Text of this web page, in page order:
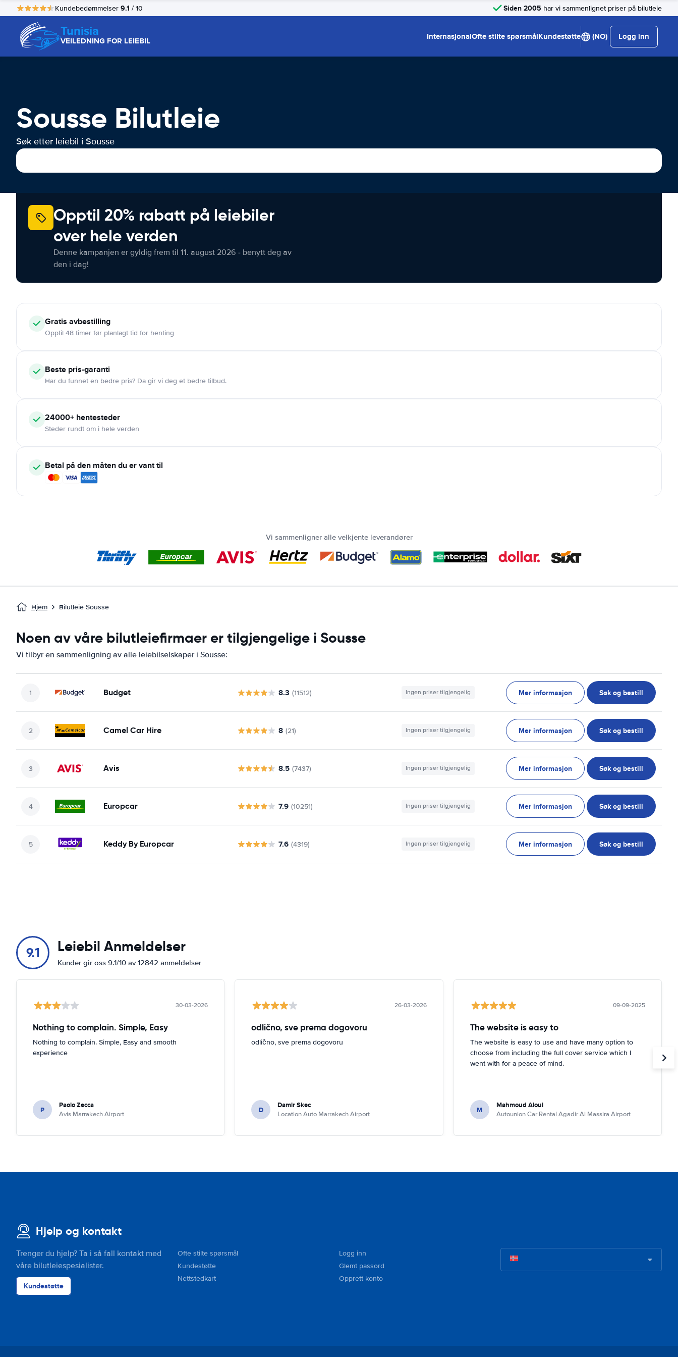
Kundebedømmelser 9.1 / 10 Siden 2005 har vi sammenlignet priser på bilutleie
Tunisia
VEILEDNING FOR LEIEBIL InternasjonalOfte stilte spørsmålKundestøtte (NO) Logg inn
Sousse Bilutleie
Søk etter leiebil i Sousse
Opptil 20% rabatt på leiebiler
over hele verden
Denne kampanjen er gyldig frem til 11. august 2026 - benytt deg av
den i dag!
Gratis avbestilling
Opptil 48 timer før planlagt tid for henting
Beste pris-garanti
Har du funnet en bedre pris? Da gir vi deg et bedre tilbud.
24000+ hentesteder
Steder rundt om i hele verden
Betal på den måten du er vant til
Vi sammenligner alle velkjente leverandører
Hjem Bilutleie Sousse
Noen av våre bilutleiefirmaer er tilgjengelige i Sousse
Vi tilbyr en sammenligning av alle leiebilselskaper i Sousse:
Budget 8.3 (11512) Ingen priser tilgjengelig Mer informasjon Søk og bestill
Camel Car Hire 8 (21) Ingen priser tilgjengelig Mer informasjon Søk og bestill
Avis 8.5 (7437) Ingen priser tilgjengelig Mer informasjon Søk og bestill
Europcar 7.9 (10251) Ingen priser tilgjengelig Mer informasjon Søk og bestill
Keddy By Europcar 7.6 (4319) Ingen priser tilgjengelig Mer informasjon Søk og bestill
9.1 Leiebil Anmeldelser
Kunder gir oss 9.1/10 av 12842 anmeldelser
30-03-2026
Nothing to complain. Simple, Easy
Nothing to complain. Simple, Easy and smooth
experience
P Paolo Zecca
Avis Marrakech Airport
26-03-2026
odlično, sve prema dogovoru
odlično, sve prema dogovoru
D Damir Skec
Location Auto Marrakech Airport
09-09-2025
The website is easy to
The website is easy to use and have many option to
choose from including the full cover service which I
went with for a peace of mind.
M Mahmoud Aloui
Autounion Car Rental Agadir Al Massira Airport
Hjelp og kontakt
Trenger du hjelp? Ta i så fall kontakt med
våre bilutleiespesialister.
Kundestøtte
Ofte stilte spørsmål
Kundestøtte
Nettstedkart
Logg inn
Glemt passord
Opprett konto